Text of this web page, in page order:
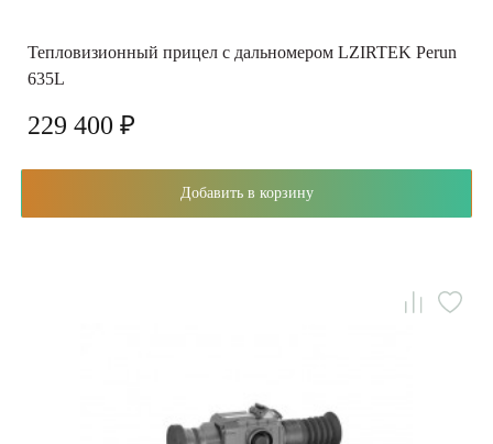
Тепловизионный прицел с дальномером LZIRTEK Perun
635L
229 400 ₽
Добавить в корзину